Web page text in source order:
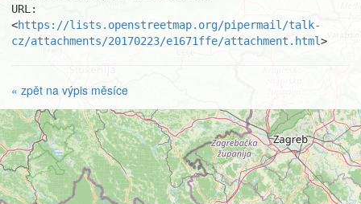
URL:
<https://lists.openstreetmap.org/pipermail/talk-
cz/attachments/20170223/e1671ffe/attachment.html>
« zpět na výpis měsíce